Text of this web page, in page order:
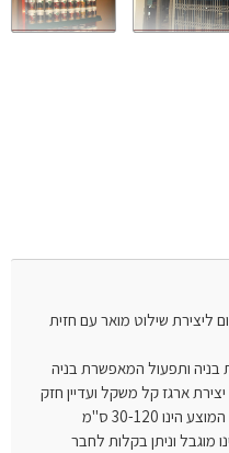
ליצירת שילוט מואר עם חזית
בניה ותפעול המאפשרת בניה
ארגז קל משקל ועדיין חזק
וקשיח לשימוש פנים וחוץ . רוחב השלטים המוצע הינו 30-120 ס"מ
אינו מוגבל וניתן בקלות לחבר